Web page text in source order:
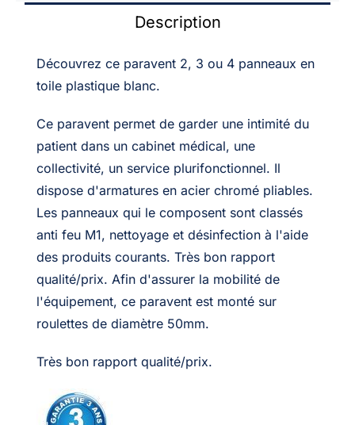
Description
Découvrez ce paravent 2, 3 ou 4 panneaux en
toile plastique blanc.
Ce paravent permet de garder une intimité du
patient dans un cabinet médical, une
collectivité, un service plurifonctionnel. Il
dispose d'armatures en acier chromé pliables.
Les panneaux qui le composent sont classés
anti feu M1, nettoyage et désinfection à l'aide
des produits courants. Très bon rapport
qualité/prix. Afin d'assurer la mobilité de
l'équipement, ce paravent est monté sur
roulettes de diamètre 50mm.
Très bon rapport qualité/prix.